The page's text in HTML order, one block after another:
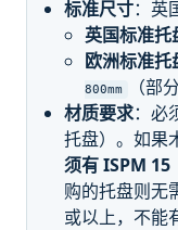
标准尺寸：英
英国标准托
欧洲标准
800mm
（部
材质要求：必
托盘）。如果
须有 ISPM 15
购的托盘则无
或以上，不能